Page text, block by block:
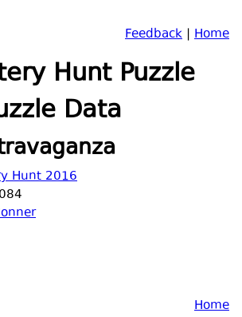
Feedback | Home
Hunt Puzzle
Data
Hunt 2016
Home